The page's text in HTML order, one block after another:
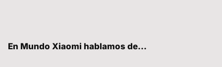
En Mundo Xiaomi hablamos de...